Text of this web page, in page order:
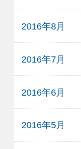
2016年8月
2016年7月
2016年6月
2016年5月